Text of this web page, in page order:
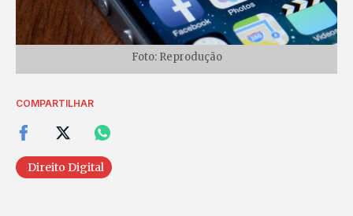
Foto: Reprodução
COMPARTILHAR
Direito Digital